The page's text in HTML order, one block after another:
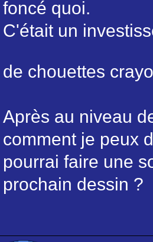
foncé quoi.
C'était un
de chouettes
Après au niveau
comment je peux
pourrai faire une
prochain dessin ?